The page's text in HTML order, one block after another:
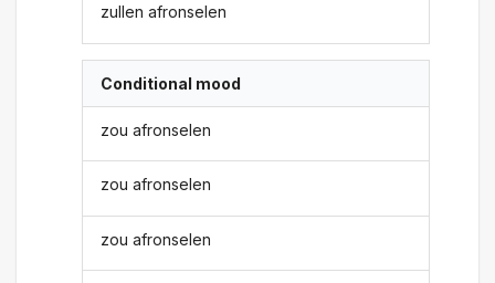
zullen afronselen
Conditional mood
zou afronselen
zou afronselen
zou afronselen